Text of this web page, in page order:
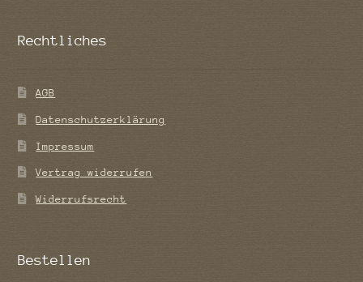
Rechtliches
AGB
Datenschutzerklärung
Impressum
Vertrag widerrufen
Widerrufsrecht
Bestellen